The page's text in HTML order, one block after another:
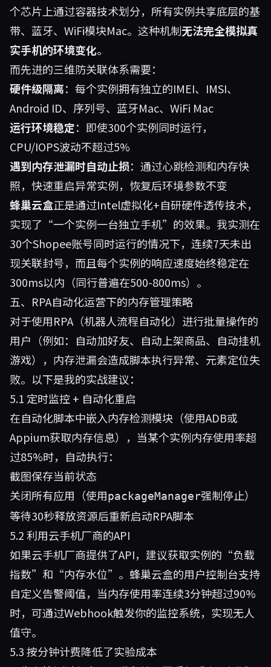
个芯片上通过容器技术划分，所有实例共享底层的基
带、蓝牙、WiFi模块Mac。这种机制无法完全模拟真
实手机的环境变化。
而先进的三维防关联体系需要：
硬件级隔离：每个实例拥有独立的IMEI、IMSI、
Android ID、序列号、蓝牙Mac、WiFi Mac
运行环境稳定：即使300个实例同时运行，
CPU/IOPS波动不超过5%
遇到内存泄漏时自动止损：通过心跳检测和内存快
照，快速重启异常实例，恢复后环境参数不变
蜂巢云盒正是通过Intel虚拟化+自研硬件透传技术，
实现了“一个实例一台独立手机”的效果。我实测在
30个Shopee账号同时运行的情况下，连续7天未出
现关联封号，而且每个实例的响应速度始终稳定在
300ms以内（同行普遍在500-800ms）。
五、RPA自动化运营下的内存管理策略
对于使用RPA（机器人流程自动化）进行批量操作的
用户（例如：自动加好友、自动上架商品、自动挂机
游戏），内存泄漏会造成脚本执行异常、元素定位失
败。以下是我的实战建议：
5.1 定时监控 + 自动化重启
在自动化脚本中嵌入内存检测模块（使用ADB或
Appium获取内存信息），当某个实例内存使用率超
过85%时，自动执行：
截图保存当前状态
关闭所有应用（使用packageManager强制停止）
等待30秒释放资源后重新启动RPA脚本
5.2 利用云手机厂商的API
如果云手机厂商提供了API，建议获取实例的“负载
指数”和“内存水位”。蜂巢云盒的用户控制台支持
自定义告警阈值，当内存使用率连续3分钟超过90%
时，可通过Webhook触发你的监控系统，实现无人
值守。
5.3 按分钟计费降低了实验成本